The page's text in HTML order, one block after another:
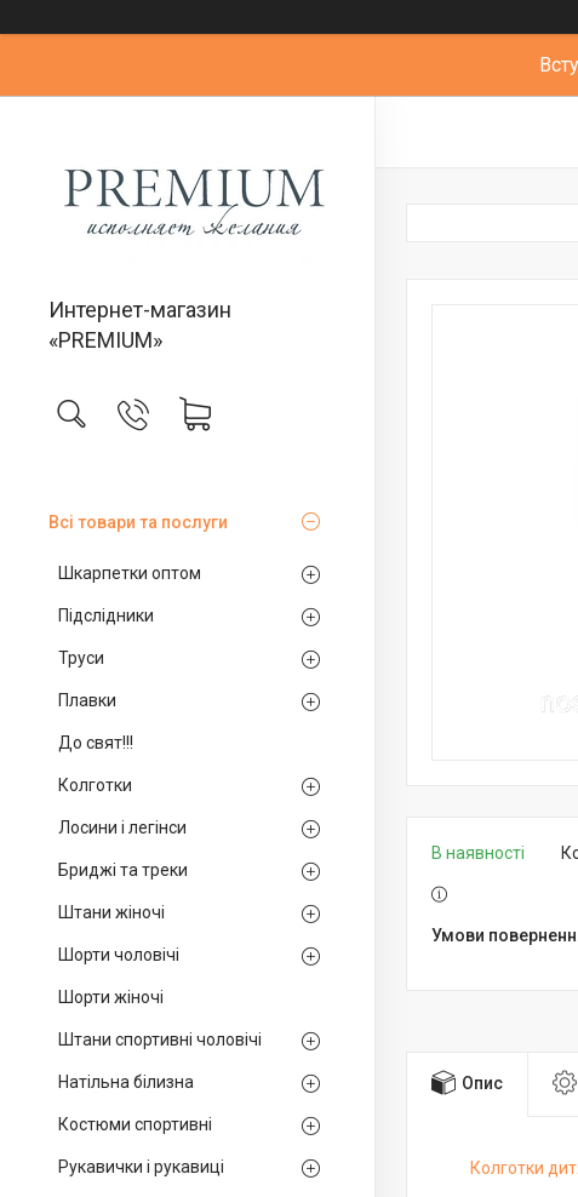
Интернет-магазин
«PREMIUM»
Всі товари та послуги
Шкарпетки оптом
Підслідники
Труси
Плавки
До свят!!!
Колготки
Лосини і легінси
Бриджі та треки
Штани жіночі
Шорти чоловічі
Шорти жіночі
Штани спортивні чоловічі
Натільна білизна
Костюми спортивні
Рукавички і рукавиці
В наявності
Опис
Колготки